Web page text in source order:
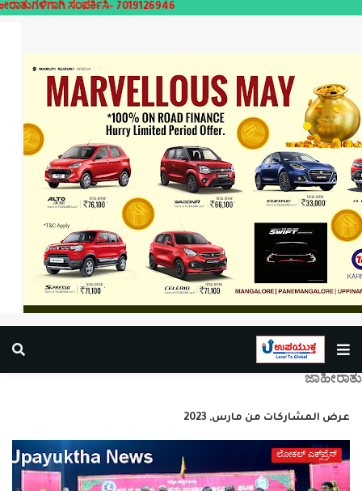
7019126946
ಜಾಹೀರಾತು
عرض المشاركات من مارس, 2023
ಲೋಕಲ್ ಎಕ್ಸ್‌ಪ್ರೆಸ್